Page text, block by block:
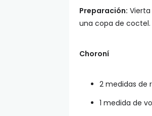
Preparación:
una copa de coctel.
Choroní
2 medidas de
1 medida de